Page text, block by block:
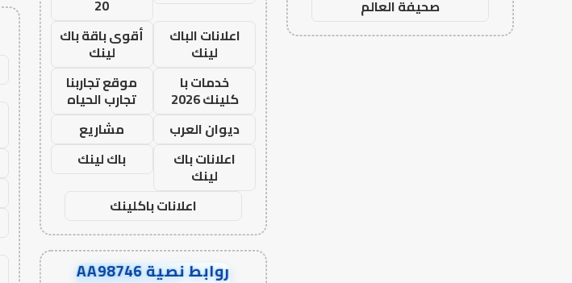
صحيفة العالم
20
اعلانات الباك
لينك
أقوى باقة باك
لينك
خدمات با
كلينك 2026
موقع تجاربنا
تجارب الحياه
ديوان العرب
مشاريع
اعلانات باك
لينك
باك لينك
اعلانات باكلينك
روابط نصية AA98746